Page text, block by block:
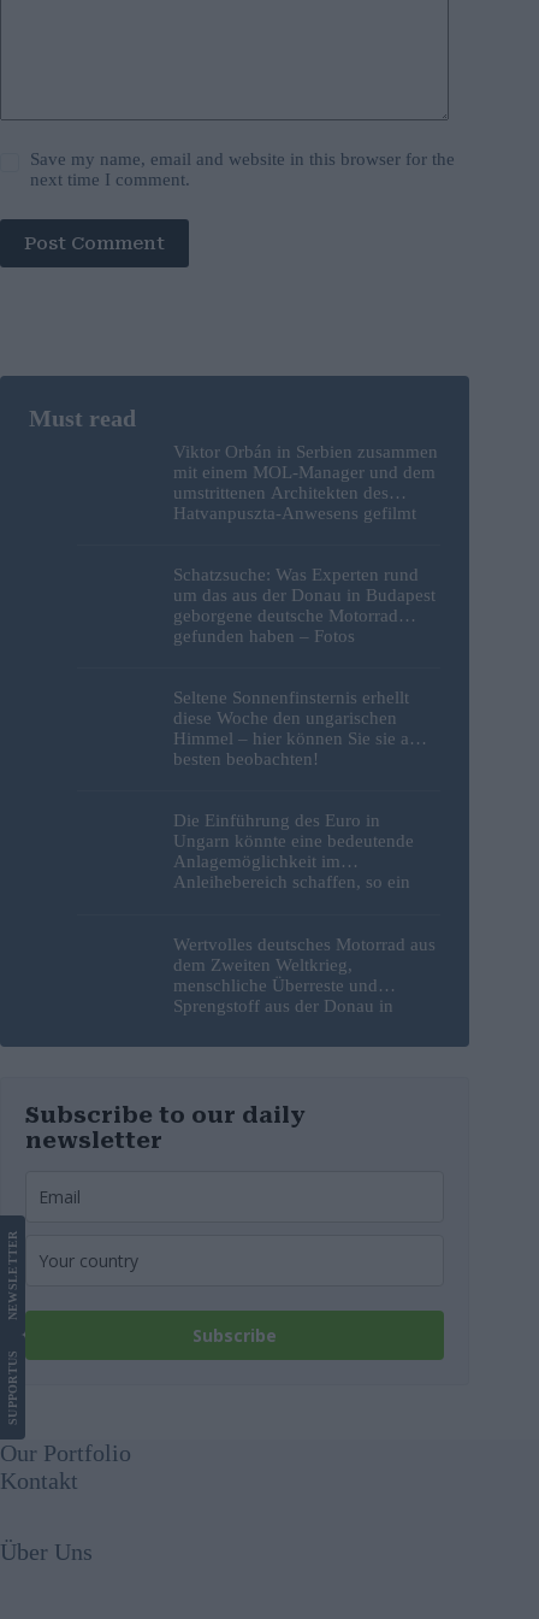
Save my name, email and website in this browser for the
next time I comment.
Post Comment
Viktor Orbán in Serbien zusammen
mit einem MOL-Manager und dem
umstrittenen Architekten des
Hatvanpuszta-Anwesens gefilmt
Schatzsuche: Was Experten rund
um das aus der Donau in Budapest
geborgene deutsche Motorrad
gefunden haben – Fotos
Seltene Sonnenfinsternis erhellt
diese Woche den ungarischen
Himmel – hier können Sie sie am
besten beobachten!
Die Einführung des Euro in
Ungarn könnte eine bedeutende
Anlagemöglichkeit im
Anleihebereich schaffen, so ein
Wertvolles deutsches Motorrad aus
dem Zweiten Weltkrieg,
menschliche Überreste und
Sprengstoff aus der Donau in
Subscribe to our daily
newsletter
Subscribe
SUPPORT
US
NEWS
LETTER
Our Portfolio
Kontakt
Über Uns